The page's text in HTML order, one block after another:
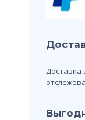
Доставка